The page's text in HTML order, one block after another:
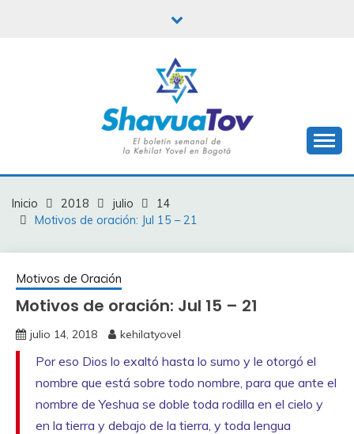
BOLETÍN SHAVUA
TOV
Inicio 2018 julio
14
Motivos de oración: Jul 15 – 21
Motivos de Oración
Motivos de oración: Jul 15 – 21
julio 14, 2018 kehilatyovel
Por eso Dios lo exaltó hasta lo sumo y le otorgó el
nombre que está sobre todo nombre, para que ante el
nombre de Yeshua se doble toda rodilla en el cielo y
en la tierra y debajo de la tierra, y toda lengua